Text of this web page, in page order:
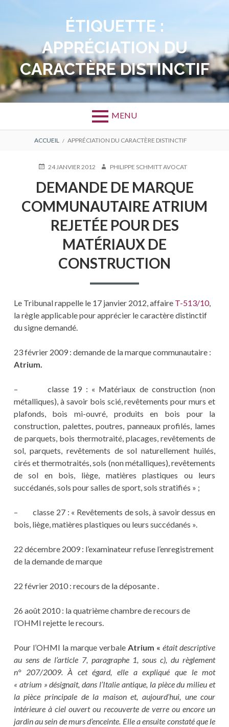
ÉTIQUETTE :
APPRÉCIATION DU
CARACTÈRE DISTINCTIF
MENU
D'ARIANE
ACCUEIL APPRÉCIATION DU CARACTÈRE DISTINCTIF
PUBLIÉ24 JANVIER 2012 AUTEURPHILIPPE SCHMITT AVOCAT
DEMANDE DE MARQUE
COMMUNAUTAIRE ATRIUM
REJETÉE POUR DES
MATÉRIAUX DE
CONSTRUCTION
Le Tribunal rappelle le 17 janvier 2012, affaire T-513/10,
la règle applicable pour apprécier le caractère distinctif
du signe demandé.
23 février 2009 : demande de la marque communautaire :
Atrium.
– classe 19 : « Matériaux de construction (non
métalliques), à savoir bois scié, revêtements pour murs et
plafonds, bois mi-ouvré, produits en bois pour la
construction, palettes, poutres, panneaux profilés, lames
de parquets, bois thermotraité, placages, revêtements de
sol, parquets, revêtements de sol naturellement huilés,
cirés et thermotraités, sols (non métalliques), revêtements
de sol en bois, liège, matières plastiques ou leurs
succédanés, sols pour salles de sport, sols stratifiés » ;
– classe 27 : « Revêtements de sols, à savoir dessus en
bois, liège, matières plastiques ou leurs succédanés ».
22 décembre 2009 : l’examinateur refuse l’enregistrement
de la demande de marque
22 février 2010 : recours de la déposante.
26 août 2010 : la quatrième chambre de recours de
l’OHMI rejette le recours.
Pour l’OHMI la marque verbaleAtrium «était descriptive
au sens de l’article 7, paragraphe 1, sous c), du règlement
n° 207/2009. À cet égard, elle a expliqué que le mot
« atrium » désignait, dans l’Italie antique, la pièce du milieu et
la pièce principale de la maison et, aujourd’hui, une cour
intérieure à ciel ouvert ou recouverte de verre ou encore un
jardin au sein de murs d’enceinte. Elle a ensuite constaté que le